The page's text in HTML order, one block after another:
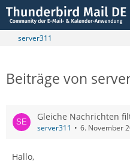
server311
Beiträge von
Gleiche Nachrichten
server311 6. November
Hallo,